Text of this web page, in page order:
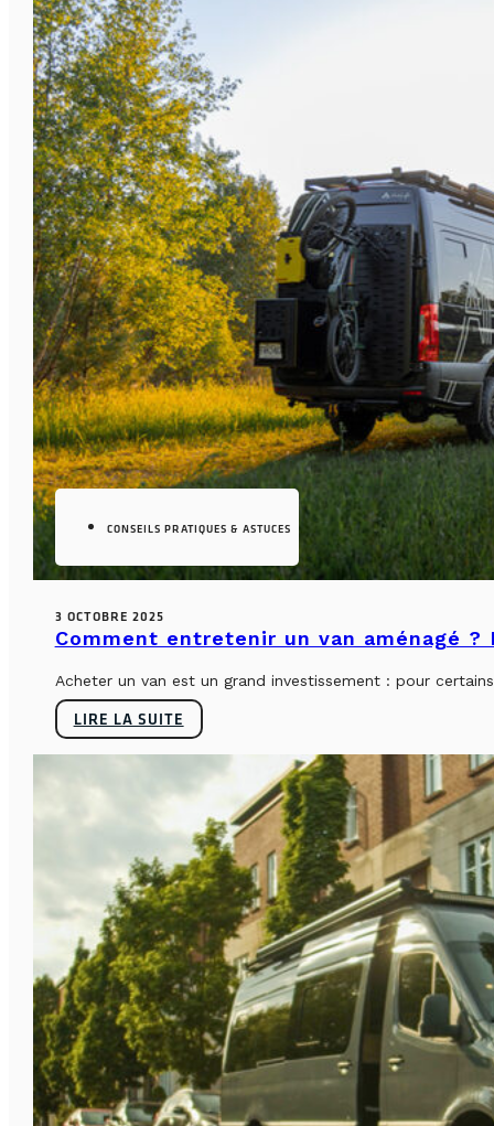
CONSEILS PRATIQUES & ASTUCES
3 OCTOBRE 2025
Comment entretenir un van aménagé
Acheter un van est un grand investissement : pour
LIRE LA SUITE